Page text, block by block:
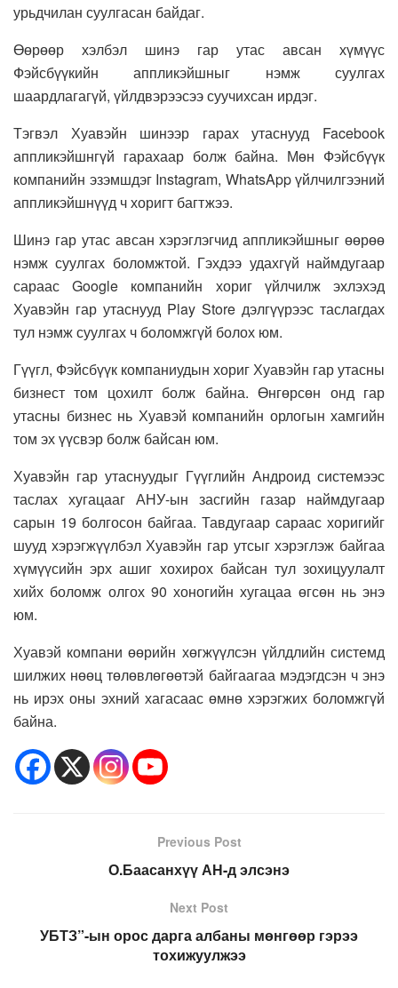
урьдчилан суулгасан байдаг.
Өөрөөр хэлбэл шинэ гар утас авсан хүмүүс
Фэйсбүүкийн аппликэйшныг нэмж суулгах
шаардлагагүй, үйлдвэрээсээ суучихсан ирдэг.
Тэгвэл Хуавэйн шинээр гарах утаснууд Facebook
аппликэйшнгүй гарахаар болж байна. Мөн Фэйсбүүк
компанийн эзэмшдэг Instagram, WhatsApp үйлчилгээний
аппликэйшнүүд ч хоригт багтжээ.
Шинэ гар утас авсан хэрэглэгчид аппликэйшныг өөрөө
нэмж суулгах боломжтой. Гэхдээ удахгүй наймдугаар
сараас Google компанийн хориг үйлчилж эхлэхэд
Хуавэйн гар утаснууд Play Store дэлгүүрээс таслагдах
тул нэмж суулгах ч боломжгүй болох юм.
Гүүгл, Фэйсбүүк компаниудын хориг Хуавэйн гар утасны
бизнест том цохилт болж байна. Өнгөрсөн онд гар
утасны бизнес нь Хуавэй компанийн орлогын хамгийн
том эх үүсвэр болж байсан юм.
Хуавэйн гар утаснуудыг Гүүглийн Андроид системээс
таслах хугацааг АНУ-ын засгийн газар наймдугаар
сарын 19 болгосон байгаа. Тавдугаар сараас хоригийг
шууд хэрэгжүүлбэл Хуавэйн гар утсыг хэрэглэж байгаа
хүмүүсийн эрх ашиг хохирох байсан тул зохицуулалт
хийх боломж олгох 90 хоногийн хугацаа өгсөн нь энэ
юм.
Хуавэй компани өөрийн хөгжүүлсэн үйлдлийн системд
шилжих нөөц төлөвлөгөөтэй байгаагаа мэдэгдсэн ч энэ
нь ирэх оны эхний хагасаас өмнө хэрэгжих боломжгүй
байна.
Previous Post
О.Баасанхүү АН-д элсэнэ
Next Post
УБТЗ”-ын орос дарга албаны мөнгөөр гэрээ
тохижуулжээ